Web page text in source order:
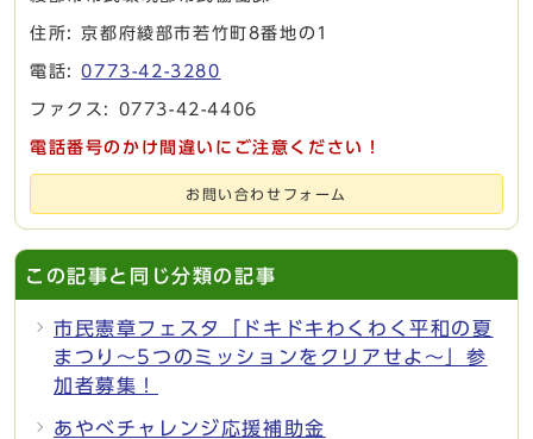
住所: 京都府綾部市若竹町8番地の1
電話:0773-42-3280
ファクス: 0773-42-4406
電話番号のかけ間違いにご注意ください！
お問い合わせフォーム
この記事と同じ分類の記事
市民憲章フェスタ「ドキドキわくわく平和の夏
まつり～5つのミッションをクリアせよ～」参
加者募集！
あやべチャレンジ応援補助金